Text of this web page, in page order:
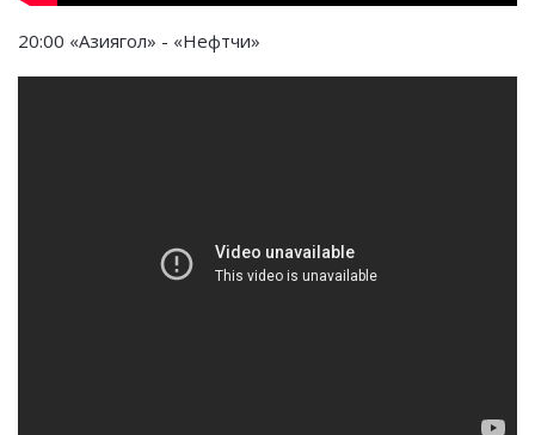
20:00 «Азиягол» - «Нефтчи»